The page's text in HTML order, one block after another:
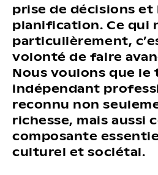
prise de décisions et
planification. Ce qui
particulièrement,
volonté de faire
Nous voulons que le
indépendant
reconnu non
richesse, mais aussi
composante
culturel et sociétal.